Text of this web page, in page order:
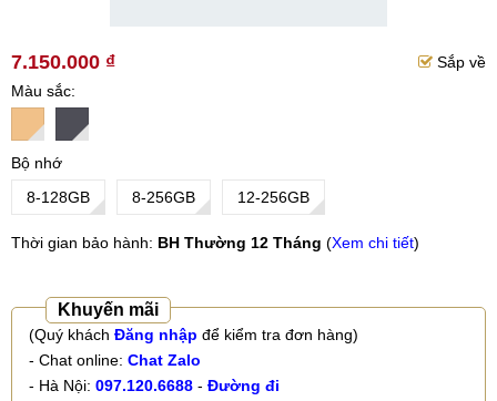
7.150.000 ₫
Sắp về
Màu sắc
Bộ nhớ
8-128GB
8-256GB 12-256GB
Thời gian bảo hành: BH Thường 12 Tháng (Xem chi tiết)
Khuyến mãi
(Quý khách Đăng nhập để kiểm tra đơn hàng)
- Chat online: Chat Zalo
- Hà Nội: 097.120.6688 - Đường đi